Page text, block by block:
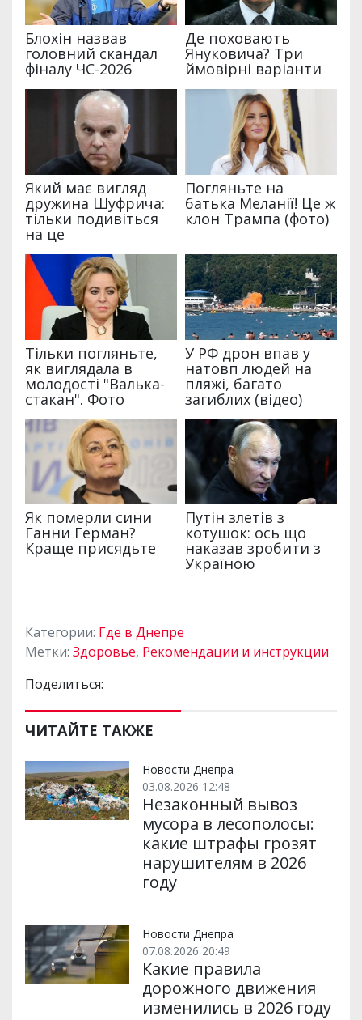
Категории: Где в Днепре
Метки: Здоровье, Рекомендации и инструкции
Поделиться:
ЧИТАЙТЕ ТАКЖЕ
Новости Днепра
03.08.2026 12:48
Незаконный вывоз
мусора в лесополосы:
какие штрафы грозят
нарушителям в 2026
году
Новости Днепра
07.08.2026 20:49
Какие правила
дорожного движения
изменились в 2026 году